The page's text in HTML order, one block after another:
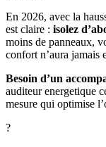
En 2026, avec la
est claire : isolez
moins de panneaux,
confort n’aura jamais
Besoin d’un
auditeur energetique
mesure qui optimise
?